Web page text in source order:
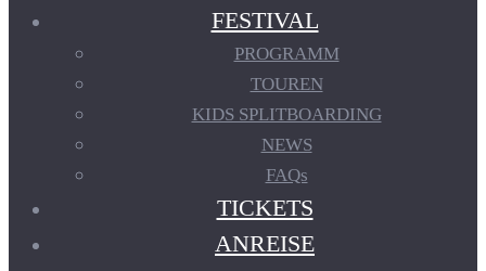
FESTIVAL
PROGRAMM
TOUREN
KIDS SPLITBOARDING
NEWS
FAQs
TICKETS
ANREISE